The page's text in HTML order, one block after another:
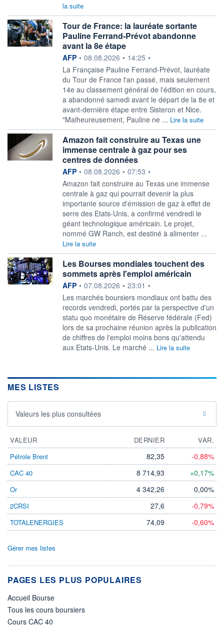
la suite
Tour de France: la lauréate sortante
Pauline Ferrand-Prévot abandonne
avant la 8e étape
information fournie par
AFP • 08.08.2026 • 14:25 •
La Française Pauline Ferrand-Prévot, lauréate
du Tour de France l'an passé, mais seulement
14e au classement général de l'édition en cours,
a abandonné samedi avant le départ de la 8e et
avant-dernière étape entre Sisteron et Nice.
"Malheureusement, Pauline ne ... Lire la suite
Amazon fait construire au Texas une
immense centrale à gaz pour ses
centres de données
information fournie par
AFP • 08.08.2026 • 07:53 •
Amazon fait construire au Texas une immense
centrale à gaz qui pourrait devenir la plus
importante source d'émission de gaz à effet de
serre des Etats-Unis, a confirmé vendredi le
géant technologique américain. Le projet,
nommé GW Ranch, est destiné à alimenter ...
Lire la suite
Les Bourses mondiales touchent des
sommets après l'emploi américain
information fournie par
AFP • 07.08.2026 • 23:01 •
Les marchés boursiers mondiaux ont battu des
records vendredi, portés par la perspective d'un
statu quo monétaire de Réserve fédérale (Fed)
lors de sa prochaine réunion après la publication
de chiffres de l'emploi moins bons qu'attendu
aux Etats-Unis. Le marché ... Lire la suite
MES LISTES
Valeurs les plus consultées
VALEUR DERNIER
VAR.
Pétrole Brent
82,35 -0,88%
CAC 40 8 714,93 +0,17%
Or 4 342,26 0,00%
2CRSI 27,6 -0,79%
TOTALENERGIES 74,09 -0,60%
Gérer mes listes
PAGES LES PLUS POPULAIRES
Accueil Bourse
Tous les cours boursiers
Cours CAC 40